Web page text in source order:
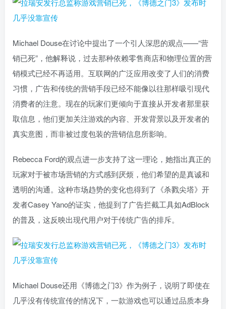
Michael Douse在讨论中提出了一个引人深思的观点——“营
销已死”，他解释说，过去那种依赖零售商店和物理位置的营
销模式已经不再适用。互联网的广泛应用改变了人们的消费
习惯，广告和传统的营销手段已经不能像以往那样吸引现代
消费者的注意。现在的玩家们更倾向于直接从开发者那里获
取信息，他们更加关注游戏的内容、开发背景以及开发者的
真实意图，而非被过度包装的营销信息所影响。
Rebecca Ford的观点进一步支持了这一理论，她指出真正的
玩家对于被市场营销的方式感到厌烦，他们希望的是真诚和
透明的沟通。这种市场趋势的变化也得到了《杀戮尖塔》开
发者Casey Yano的证实，他提到了广告拦截工具如AdBlock
的普及，这反映出现代用户对于传统广告的排斥。
Michael Douse还用《博德之门3》作为例子，说明了即使在
几乎没有传统宣传的情况下，一款游戏也可以通过品质本身